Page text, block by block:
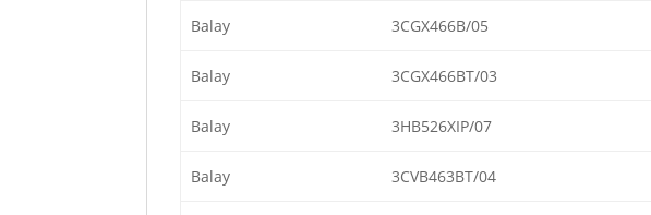
Balay 3CGX466B/05
Balay 3CGX466BT/03
Balay 3HB526XIP/07
Balay 3CVB463BT/04